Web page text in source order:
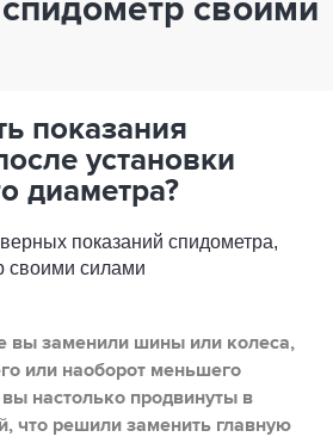
своими
показания
установки
диаметра?
вы заменили шины или колеса,
или наоборот меньшего
настолько продвинуты в
что решили заменить главную